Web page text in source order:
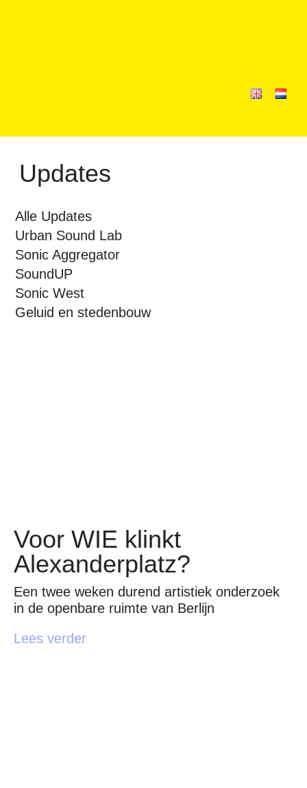
Updates
Alle Updates
Urban Sound Lab
Sonic Aggregator
SoundUP
Sonic West
Geluid en stedenbouw
Voor WIE klinkt
Alexanderplatz?
Een twee weken durend artistiek onderzoek
in de openbare ruimte van Berlijn
Lees verder